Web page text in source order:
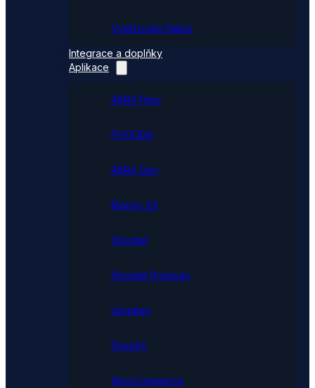
Vytěžování faktur
Integrace a doplňky
Aplikace
ABRA Flexi
POHODA
ABRA Gen
Money S3
Shoptet
Shoptet Premium
Upgates
Shopify
WooCommerce